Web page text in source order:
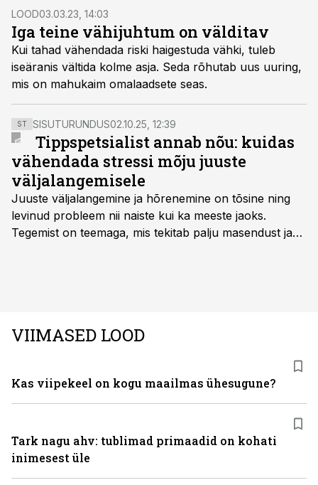
juhtus pildil oleva Taani jalgpalluri Christian Erikseniga,
keda tabas südamerike 2021. aasta suvel EM-il
mängus Soomega. Kas profisportlaste süda on
haavatavam kui tavainimese oma?
LOOD03.03.23, 14:03
Iga teine vähijuhtum on välditav
Kui tahad vähendada riski haigestuda vähki, tuleb
iseäranis vältida kolme asja. Seda rõhutab uus uuring,
mis on mahukaim omalaadsete seas.
ST SISUTURUNDUS02.10.25, 12:39
Tippspetsialist annab nõu: kuidas
vähendada stressi mõju juuste
väljalangemisele
Juuste väljalangemine ja hõrenemine on tõsine ning
levinud probleem nii naiste kui ka meeste jaoks.
Tegemist on teemaga, mis tekitab palju masendust ja
VIIMASED LOOD
Kas viipekeel on kogu maailmas ühesugune?
Tark nagu ahv: tublimad primaadid on kohati
inimesest üle